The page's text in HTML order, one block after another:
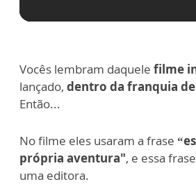
Vocês lembram daquele filme
lançado, dentro da franquia
Então...
No filme eles usaram a frase
própria aventura", e essa
uma editora.